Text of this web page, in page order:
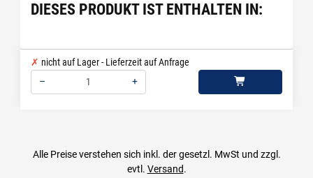
DIESES PRODUKT IST ENTHALTEN IN:
nicht auf Lager - Lieferzeit auf Anfrage
–
+
Alle Preise verstehen sich inkl. der gesetzl. MwSt und zzgl.
evtl. Versand.